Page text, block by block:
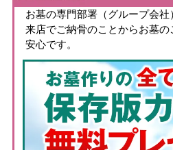
お墓の専門部署（グループ会
来店でご納骨のことからお墓
安心です。